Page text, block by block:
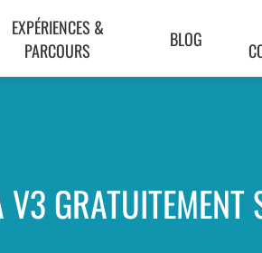
EXPÉRIENCES &
PARCOURS
BLOG
V3